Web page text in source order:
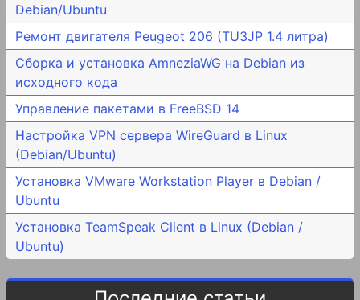
Debian/Ubuntu
Ремонт двигателя Peugeot 206 (TU3JP 1.4 литра)
Сборка и установка AmneziaWG на Debian из
исходного кода
Управление пакетами в FreeBSD 14
Настройка VPN сервера WireGuard в Linux
(Debian/Ubuntu)
Установка VMware Workstation Player в Debian /
Ubuntu
Установка TeamSpeak Client в Linux (Debian /
Ubuntu)